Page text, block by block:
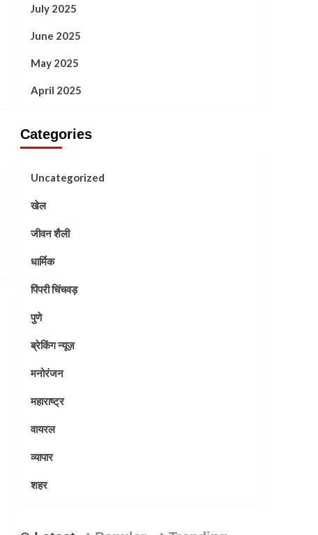
July 2025
June 2025
May 2025
April 2025
Categories
Uncategorized
खेल
जीवन शैली
धार्मिक
पिंपरी चिंचवड़
पुणे
ब्रेकिंग न्यूज़
मनोरंजन
महाराष्ट्र
वायरल
व्यापार
शहर